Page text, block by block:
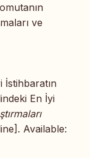
ve
İstihbaratın
En İyi
Available: